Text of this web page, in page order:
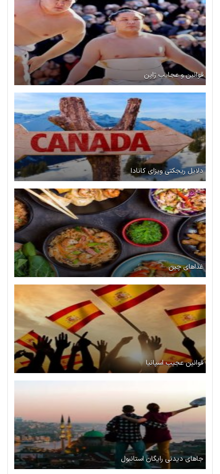
قوانین و عجایب ژاپن
دلایل ریجکتی ویزای کانادا
غذاهای چین
قوانین عجیب اسپانیا
جاهای دیدنی رایگان استانبول